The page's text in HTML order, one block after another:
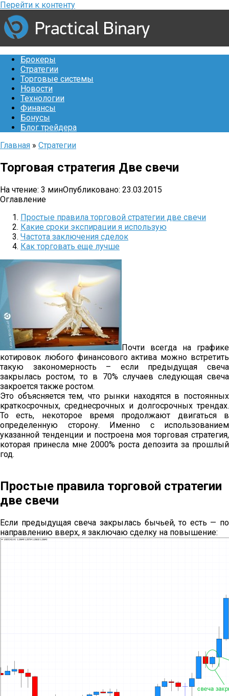
Перейти к контенту
Брокеры
Стратегии
Торговые системы
Новости
Технологии
Финансы
Бонусы
Блог трейдера
Главная » Стратегии
Торговая стратегия Две свечи
На чтение: 3 минОпубликовано: 23.03.2015
Оглавление
Простые правила торговой стратегии две свечи
Какие сроки экспирации я использую
Частота заключения сделок
Как торговать еще лучше
Почти всегда на графике
котировок любого финансового актива можно встретить
такую закономерность – если предыдущая свеча
закрылась ростом, то в 70% случаев следующая свеча
закроется также ростом.
Это объясняется тем, что рынки находятся в постоянных
краткосрочных, среднесрочных и долгосрочных трендах.
То есть, некоторое время продолжают двигаться в
определенную сторону. Именно с использованием
указанной тенденции и построена моя торговая стратегия,
которая принесла мне 2000% роста депозита за прошлый
год.
Простые правила торговой стратегии
две свечи
Если предыдущая свеча закрылась бычьей, то есть — по
направлению вверх, я заключаю сделку на повышение: